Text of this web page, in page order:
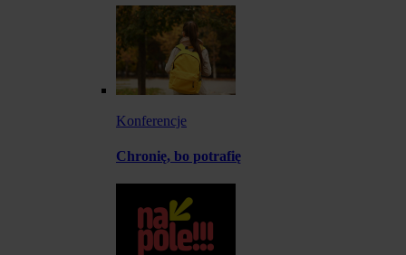
Konferencje
Chronię, bo potrafię